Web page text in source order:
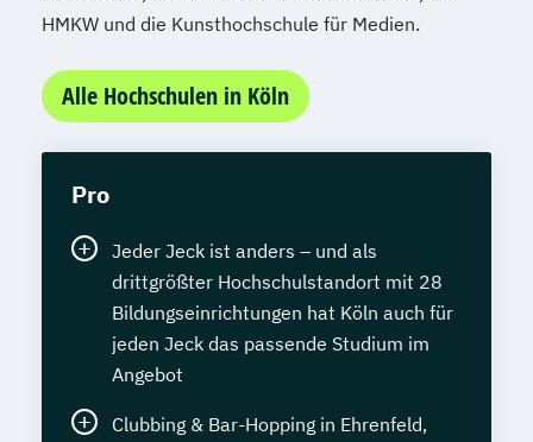
HMKW und die Kunsthochschule für Medien.
Alle Hochschulen in Köln
Pro
Jeder Jeck ist anders – und als
drittgrößter Hochschulstandort mit 28
Bildungseinrichtungen hat Köln auch für
jeden Jeck das passende Studium im
Angebot
Clubbing & Bar-Hopping in Ehrenfeld,